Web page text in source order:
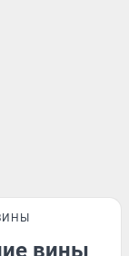
вины